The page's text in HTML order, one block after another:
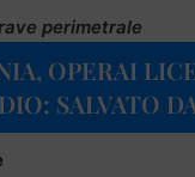
perimetrale
OPERAI
SALVATO